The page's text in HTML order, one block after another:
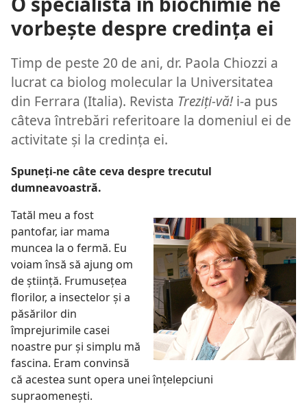
vorbeşte despre credinţa ei
Timp de peste 20 de ani, dr. Paola Chiozzi a
lucrat ca biolog molecular la Universitatea
din Ferrara (Italia). Revista Treziţi-vă! i-a pus
câteva întrebări referitoare la domeniul ei de
activitate şi la credinţa ei.
Spuneţi-ne câte ceva despre trecutul
dumneavoastră.
Tatăl meu a fost
pantofar, iar mama
muncea la o fermă. Eu
voiam însă să ajung om
de ştiinţă. Frumuseţea
florilor, a insectelor şi a
păsărilor din
împrejurimile casei
noastre pur şi simplu mă
fascina. Eram convinsă
că acestea sunt opera unei înţelepciuni
supraomeneşti.